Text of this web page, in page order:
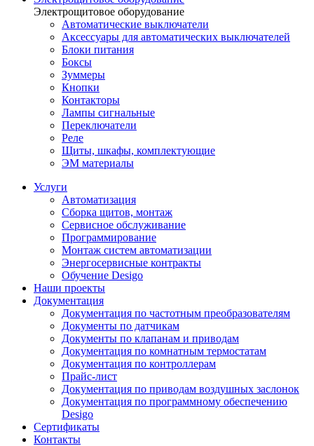
Электрощитовое оборудование
Автоматические выключатели
Аксессуары для автоматических выключателей
Блоки питания
Боксы
Зуммеры
Кнопки
Контакторы
Лампы сигнальные
Переключатели
Реле
Щиты, шкафы, комплектующие
ЭМ материалы
Услуги
Автоматизация
Сборка щитов, монтаж
Сервисное обслуживание
Программирование
Монтаж систем автоматизации
Энергосервисные контракты
Обучение Desigo
Наши проекты
Документация
Документация по частотным преобразователям
Документы по датчикам
Документы по клапанам и приводам
Документация по комнатным термостатам
Документация по контроллерам
Прайс-лист
Документация по приводам воздушных заслонок
Документация по программному обеспечению
Desigo
Сертификаты
Контакты